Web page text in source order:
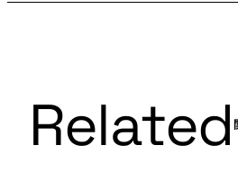
Related